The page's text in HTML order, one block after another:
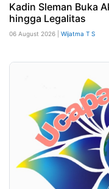
Kadin Sleman Buka
hingga Legalitas
06 August 2026 | Wijatma T S